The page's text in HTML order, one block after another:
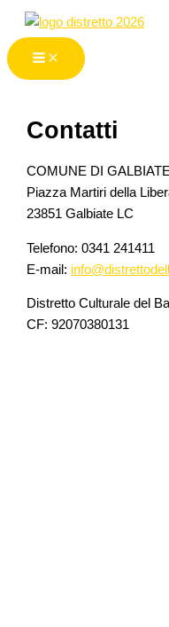
al
contenuto
Contatti
COMUNE DI
Piazza Martiri della
23851 Galbiate LC
Telefono: 0341 241411
E-mail:
Distretto Culturale del
CF: 92070380131